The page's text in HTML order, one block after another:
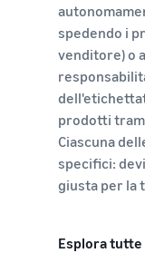
spedendo i
venditore) o
prodotti
Ciascuna
specifici:
giusta per la
Esplora tutte